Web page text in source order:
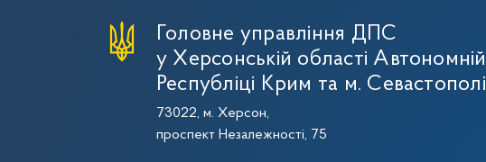
Головне управління ДПС
у Херсонській області Автономній
Республіці Крим та м. Севастополі
73022, м. Херсон,
проспект Незалежності, 75